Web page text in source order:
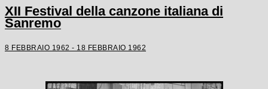
XII Festival della canzone italiana di
Sanremo
8 FEBBRAIO 1962 - 18 FEBBRAIO 1962